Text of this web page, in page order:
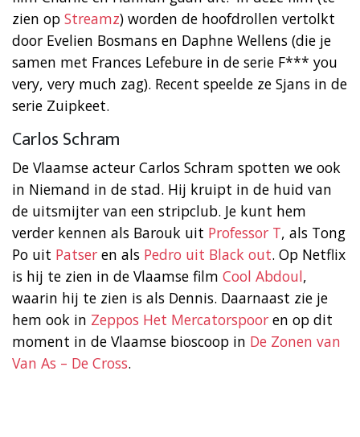
zien op Streamz) worden de hoofdrollen vertolkt
door Evelien Bosmans en Daphne Wellens (die je
samen met Frances Lefebure in de serie F*** you
very, very much zag). Recent speelde ze Sjans in de
serie Zuipkeet.
Carlos Schram
De Vlaamse acteur Carlos Schram spotten we ook
in Niemand in de stad. Hij kruipt in de huid van
de uitsmijter van een stripclub. Je kunt hem
verder kennen als Barouk uit Professor T, als Tong
Po uit Patser en als Pedro uit Black out. Op Netflix
is hij te zien in de Vlaamse film Cool Abdoul,
waarin hij te zien is als Dennis. Daarnaast zie je
hem ook in Zeppos Het Mercatorspoor en op dit
moment in de Vlaamse bioscoop in De Zonen van
Van As – De Cross.